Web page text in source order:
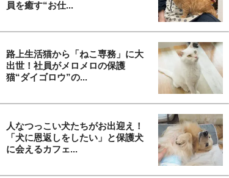
員を癒す“お仕...
路上生活猫から「ねこ専務」に大
出世！社員がメロメロの保護
猫“ダイゴロウ”の...
人なつっこい犬たちがお出迎え！
「犬に恩返しをしたい」と保護犬
に会えるカフェ...